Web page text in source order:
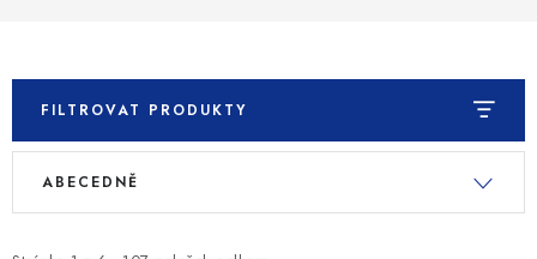
PRO CHOVATELE
NA NEMOCI
FILTROVAT PRODUKTY
V
Ř ABECEDNĚ